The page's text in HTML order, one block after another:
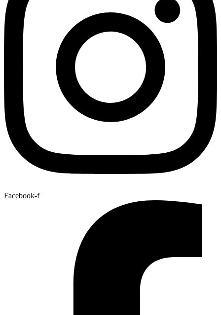
Facebook-f